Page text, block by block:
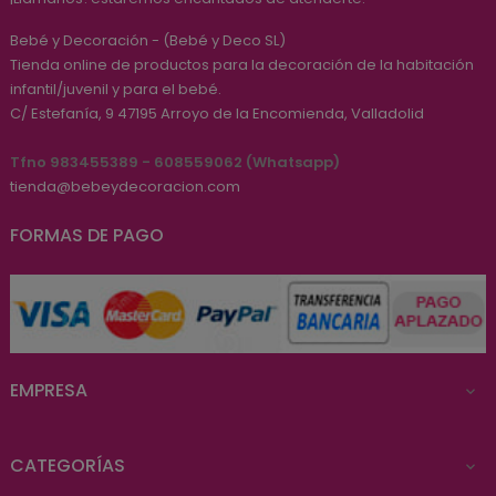
Bebé y Decoración - (Bebé y Deco SL)
Tienda online de productos para la decoración de la habitación
infantil/juvenil y para el bebé.
C/ Estefanía, 9 47195 Arroyo de la Encomienda, Valladolid
Tfno 983455389 - 608559062 (Whatsapp)
tienda@bebeydecoracion.com
FORMAS DE PAGO
EMPRESA 
CATEGORÍAS 